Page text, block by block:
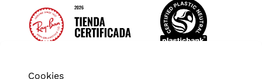
Cookies